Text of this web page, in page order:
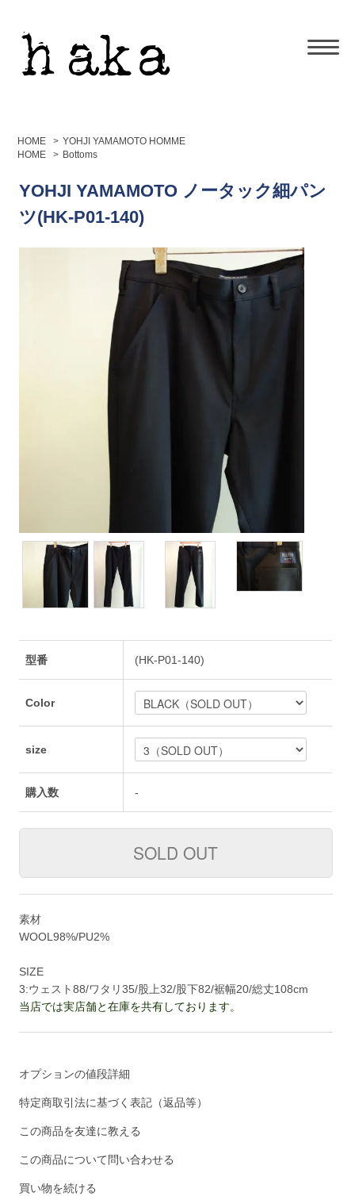
HOME > YOHJI YAMAMOTO HOMME
HOME
> Bottoms
YOHJI YAMAMOTO ノータック細パン
ツ(HK-P01-140)
型番 (HK-P01-140)
Color
size
購入数 -
素材
WOOL98%/PU2%
SIZE
3:ウェスト88/ワタリ35/股上32/股下82/裾幅20/総丈108cm
当店では実店舗と在庫を共有しております。
オプションの値段詳細
特定商取引法に基づく表記（返品等）
この商品を友達に教える
この商品について問い合わせる
買い物を続ける